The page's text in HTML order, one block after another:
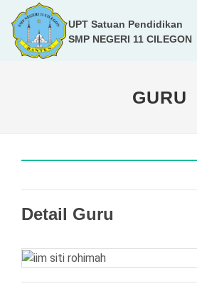
UPT Satuan Pendidikan
SMP NEGERI 11 CILEGON
GURU
Detail Guru